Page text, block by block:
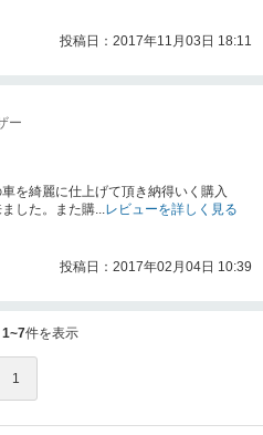
投稿日：2017年11月03日 18:11
ー
を綺麗に仕上げて頂き納得いく購入
した。また購...レビューを詳しく見る
投稿日：2017年02月04日 10:39
1~7件を表示
1